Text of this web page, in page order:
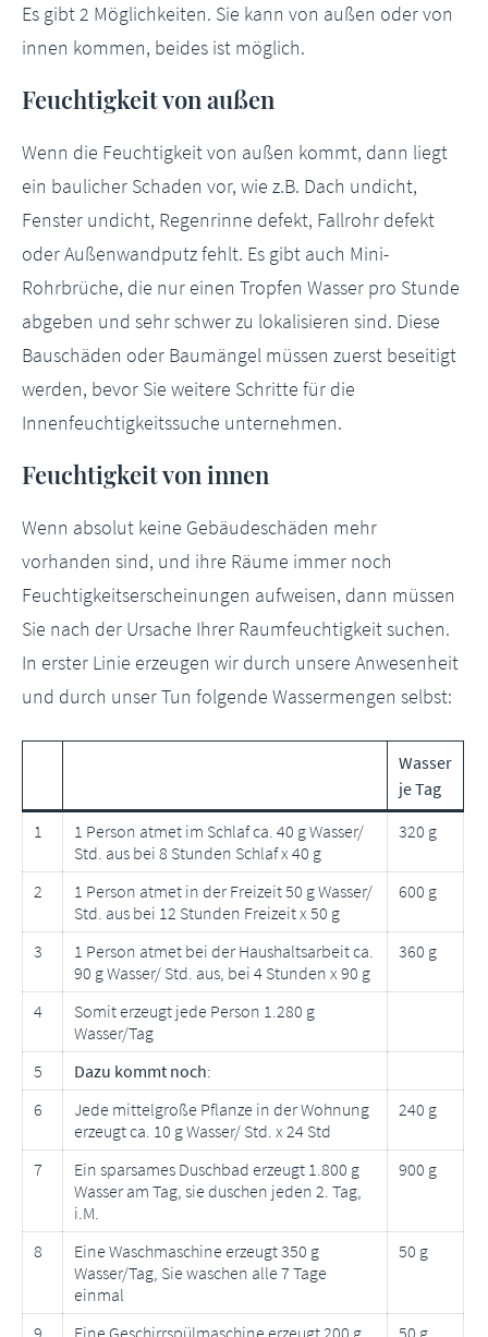
Es gibt 2 Möglichkeiten. Sie kann von außen oder von
innen kommen, beides ist möglich.
Feuchtigkeit von außen
Wenn die Feuchtigkeit von außen kommt, dann liegt
ein baulicher Schaden vor, wie z.B. Dach undicht,
Fenster undicht, Regenrinne defekt, Fallrohr defekt
oder Außenwandputz fehlt. Es gibt auch Mini-
Rohrbrüche, die nur einen Tropfen Wasser pro Stunde
abgeben und sehr schwer zu lokalisieren sind. Diese
Bauschäden oder Baumängel müssen zuerst beseitigt
werden, bevor Sie weitere Schritte für die
Innenfeuchtigkeitssuche unternehmen.
Feuchtigkeit von innen
Wenn absolut keine Gebäudeschäden mehr
vorhanden sind, und ihre Räume immer noch
Feuchtigkeitserscheinungen aufweisen, dann müssen
Sie nach der Ursache Ihrer Raumfeuchtigkeit suchen.
In erster Linie erzeugen wir durch unsere Anwesenheit
und durch unser Tun folgende Wassermengen selbst:
Wasser
je Tag
1
1 Person atmet im Schlaf ca. 40 g Wasser/
Std. aus bei 8 Stunden Schlaf x 40 g
320 g
2
1 Person atmet in der Freizeit 50 g Wasser/
Std. aus bei 12 Stunden Freizeit x 50 g
600 g
3
1 Person atmet bei der Haushaltsarbeit ca.
90 g Wasser/ Std. aus, bei 4 Stunden x 90 g
360 g
4
Somit erzeugt jede Person 1.280 g
Wasser/Tag
5
Dazu kommt noch:
6
Jede mittelgroße Pflanze in der Wohnung
erzeugt ca. 10 g Wasser/ Std. x 24 Std
240 g
7
Ein sparsames Duschbad erzeugt 1.800 g
Wasser am Tag, sie duschen jeden 2. Tag,
i.M.
900 g
8
Eine Waschmaschine erzeugt 350 g
Wasser/Tag, Sie waschen alle 7 Tage
einmal
50 g
9 Eine Geschirrspülmaschine erzeugt 200 g 50 g